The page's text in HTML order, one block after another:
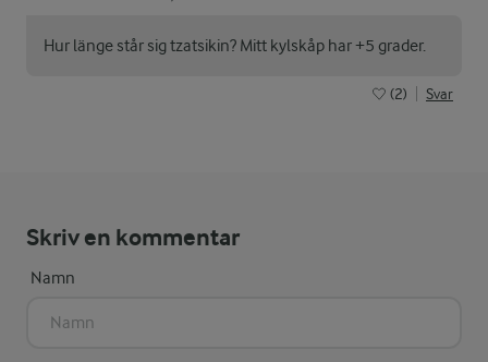
Hur länge står sig tzatsikin? Mitt kylskåp har +5 grader.
(2) Svar
Skriv en kommentar
Namn